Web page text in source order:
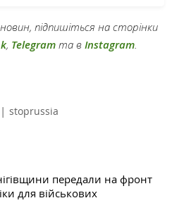
підпишіться на сторінки
, Telegram та в Instagram.
| stoprussia
передали на фронт
для військових